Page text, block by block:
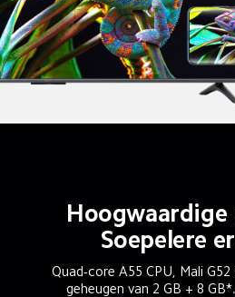
Hoogwaardige
Soepelere
Quad-core A55 CPU, Mali G52
geheugen van 2 GB + 8